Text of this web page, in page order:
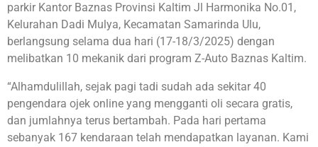
parkir Kantor Baznas Provinsi Kaltim Jl Harmonika No.01,
Kelurahan Dadi Mulya, Kecamatan Samarinda Ulu,
berlangsung selama dua hari (17-18/3/2025) dengan
melibatkan 10 mekanik dari program Z-Auto Baznas Kaltim.
“Alhamdulillah, sejak pagi tadi sudah ada sekitar 40
pengendara ojek online yang mengganti oli secara gratis,
dan jumlahnya terus bertambah. Pada hari pertama
sebanyak 167 kendaraan telah mendapatkan layanan. Kami